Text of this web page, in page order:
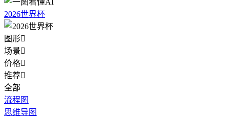
2026世界杯
图形
场景
价格
推荐
全部
流程图
思维导图